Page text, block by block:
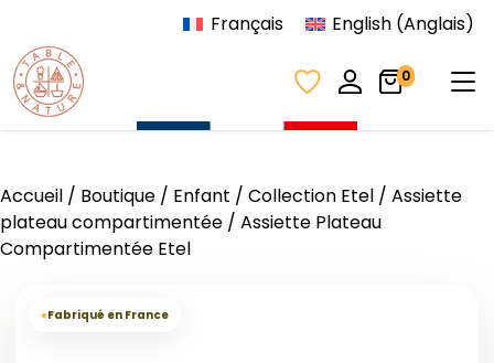
Français English (Anglais)
0
Accueil / Boutique / Enfant / Collection Etel / Assiette
plateau compartimentée / Assiette Plateau
Compartimentée Etel
●Fabriqué en France